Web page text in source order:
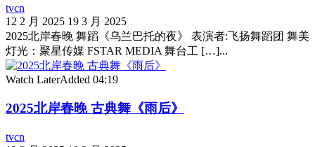
tvcn
12 2 月 2025 19 3 月 2025
2025北岸春晚 舞蹈《乌兰巴托的夜》 表演者:飞扬舞蹈团 舞美
灯光：聚星传媒 FSTAR MEDIA 舞台工 […]...
Watch LaterAdded 04:19
2025北岸春晚 古典舞《雨后》
tvcn